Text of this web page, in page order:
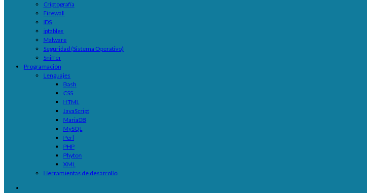
Criptografía
Firewall
IDS
iptables
Malware
Seguridad (Sistema Operativo)
Sniffer
Programación
Lenguajes
Bash
CSS
HTML
JavaScript
MariaDB
MySQL
Perl
PHP
Phyton
XML
Herramientas de desarrollo